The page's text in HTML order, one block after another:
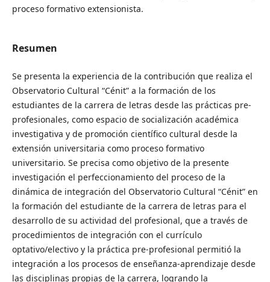
proceso formativo extensionista.
Resumen
Se presenta la experiencia de la contribución que realiza el
Observatorio Cultural “Cénit” a la formación de los
estudiantes de la carrera de letras desde las prácticas pre-
profesionales, como espacio de socialización académica
investigativa y de promoción científico cultural desde la
extensión universitaria como proceso formativo
universitario. Se precisa como objetivo de la presente
investigación el perfeccionamiento del proceso de la
dinámica de integración del Observatorio Cultural “Cénit” en
la formación del estudiante de la carrera de letras para el
desarrollo de su actividad del profesional, que a través de
procedimientos de integración con el currículo
optativo/electivo y la práctica pre-profesional permitió la
integración a los procesos de enseñanza-aprendizaje desde
las disciplinas propias de la carrera, logrando la